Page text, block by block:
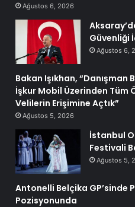
Ağustos 6, 2026
Güvenliği
Ağustos 6,
Bakan Işıkhan, “Danışman
İşkur Mobil Üzerinden Tüm
Velilerin Erişimine Açtık”
Ağustos 5, 2026
İstanbul
Festivali
Ağustos 5,
Antonelli Belçika GP’sinde
Pozisyonunda